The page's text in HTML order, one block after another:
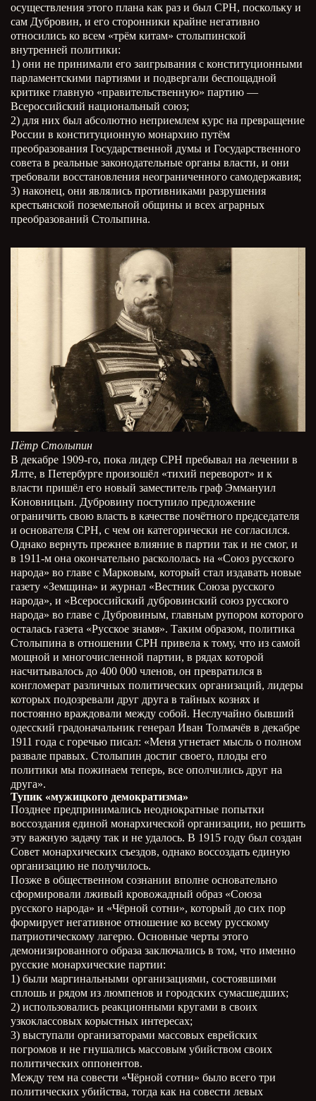
осуществления этого плана как раз и был СРН, поскольку и
сам Дубровин, и его сторонники крайне негативно
относились ко всем «трём китам» столыпинской
внутренней политики:
1) они не принимали его заигрывания с конституционными
парламентскими партиями и подвергали беспощадной
критике главную «правительственную» партию —
Всероссийский национальный союз;
2) для них был абсолютно неприемлем курс на превращение
России в конституционную монархию путём
преобразования Государственной думы и Государственного
совета в реальные законодательные органы власти, и они
требовали восстановления неограниченного самодержавия;
3) наконец, они являлись противниками разрушения
крестьянской поземельной общины и всех аграрных
преобразований Столыпина.
Пётр Столыпин
В декабре 1909-го, пока лидер СРН пребывал на лечении в
Ялте, в Петербурге произошёл «тихий переворот» и к
власти пришёл его новый заместитель граф Эммануил
Коновницын. Дубровину поступило предложение
ограничить свою власть в качестве почётного председателя
и основателя СРН, с чем он категорически не согласился.
Однако вернуть прежнее влияние в партии так и не смог, и
в 1911-м она окончательно раскололась на «Союз русского
народа» во главе с Марковым, который стал издавать новые
газету «Земщина» и журнал «Вестник Союза русского
народа», и «Всероссийский дубровинский союз русского
народа» во главе с Дубровиным, главным рупором которого
осталась газета «Русское знамя». Таким образом, политика
Столыпина в отношении СРН привела к тому, что из самой
мощной и многочисленной партии, в рядах которой
насчитывалось до 400 000 членов, он превратился в
конгломерат различных политических организаций, лидеры
которых подозревали друг друга в тайных кознях и
постоянно враждовали между собой. Неслучайно бывший
одесский градоначальник генерал Иван Толмачёв в декабре
1911 года с горечью писал: «Меня угнетает мысль о полном
развале правых. Столыпин достиг своего, плоды его
политики мы пожинаем теперь, все ополчились друг на
друга».
Тупик «мужицкого демократизма»
Позднее предпринимались неоднократные попытки
воссоздания единой монархической организации, но решить
эту важную задачу так и не удалось. В 1915 году был создан
Совет монархических съездов, однако воссоздать единую
организацию не получилось.
Позже в общественном сознании вполне основательно
сформировали лживый кровожадный образ «Союза
русского народа» и «Чёрной сотни», который до сих пор
формирует негативное отношение ко всему русскому
патриотическому лагерю. Основные черты этого
демонизированного образа заключались в том, что именно
русские монархические партии:
1) были маргинальными организациями, состоявшими
сплошь и рядом из люмпенов и городских сумасшедших;
2) использовались реакционными кругами в своих
узкоклассовых корыстных интересах;
3) выступали организаторами массовых еврейских
погромов и не гнушались массовым убийством своих
политических оппонентов.
Между тем на совести «Чёрной сотни» было всего три
политических убийства, тогда как на совести левых